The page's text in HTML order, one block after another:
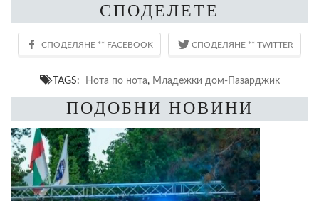
СПОДЕЛЕТЕ
TAGS: Нота по нота, Младежки дом-Пазарджик
ПОДОБНИ НОВИНИ